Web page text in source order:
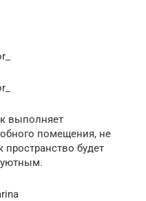
выполняет
помещения, не
пространство будет